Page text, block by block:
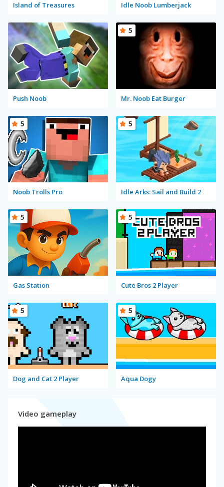
Island of Treasures Idle Noob Lumberjack
Push Noob Mr. Noob Eat Burger
5
Noob Trolls Pro
5
Idle Arks: Sail and Build 2
5
Gas Station
5
Cute Bros 2 Player
5
Dog and Cat 2 Player
5
Aqua Dogy
5
Video gameplay